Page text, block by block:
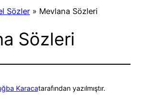
Sözler » Mevlana Sözleri
Sözleri
Karacatarafından yazılmıştır.